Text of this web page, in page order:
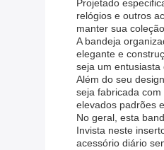
Projetado
relógios e outros
manter sua
A bandeja
elegante e
seja um
Além do seu
seja fabricada
elevados padrões
No geral, esta
Invista neste
acessório diário